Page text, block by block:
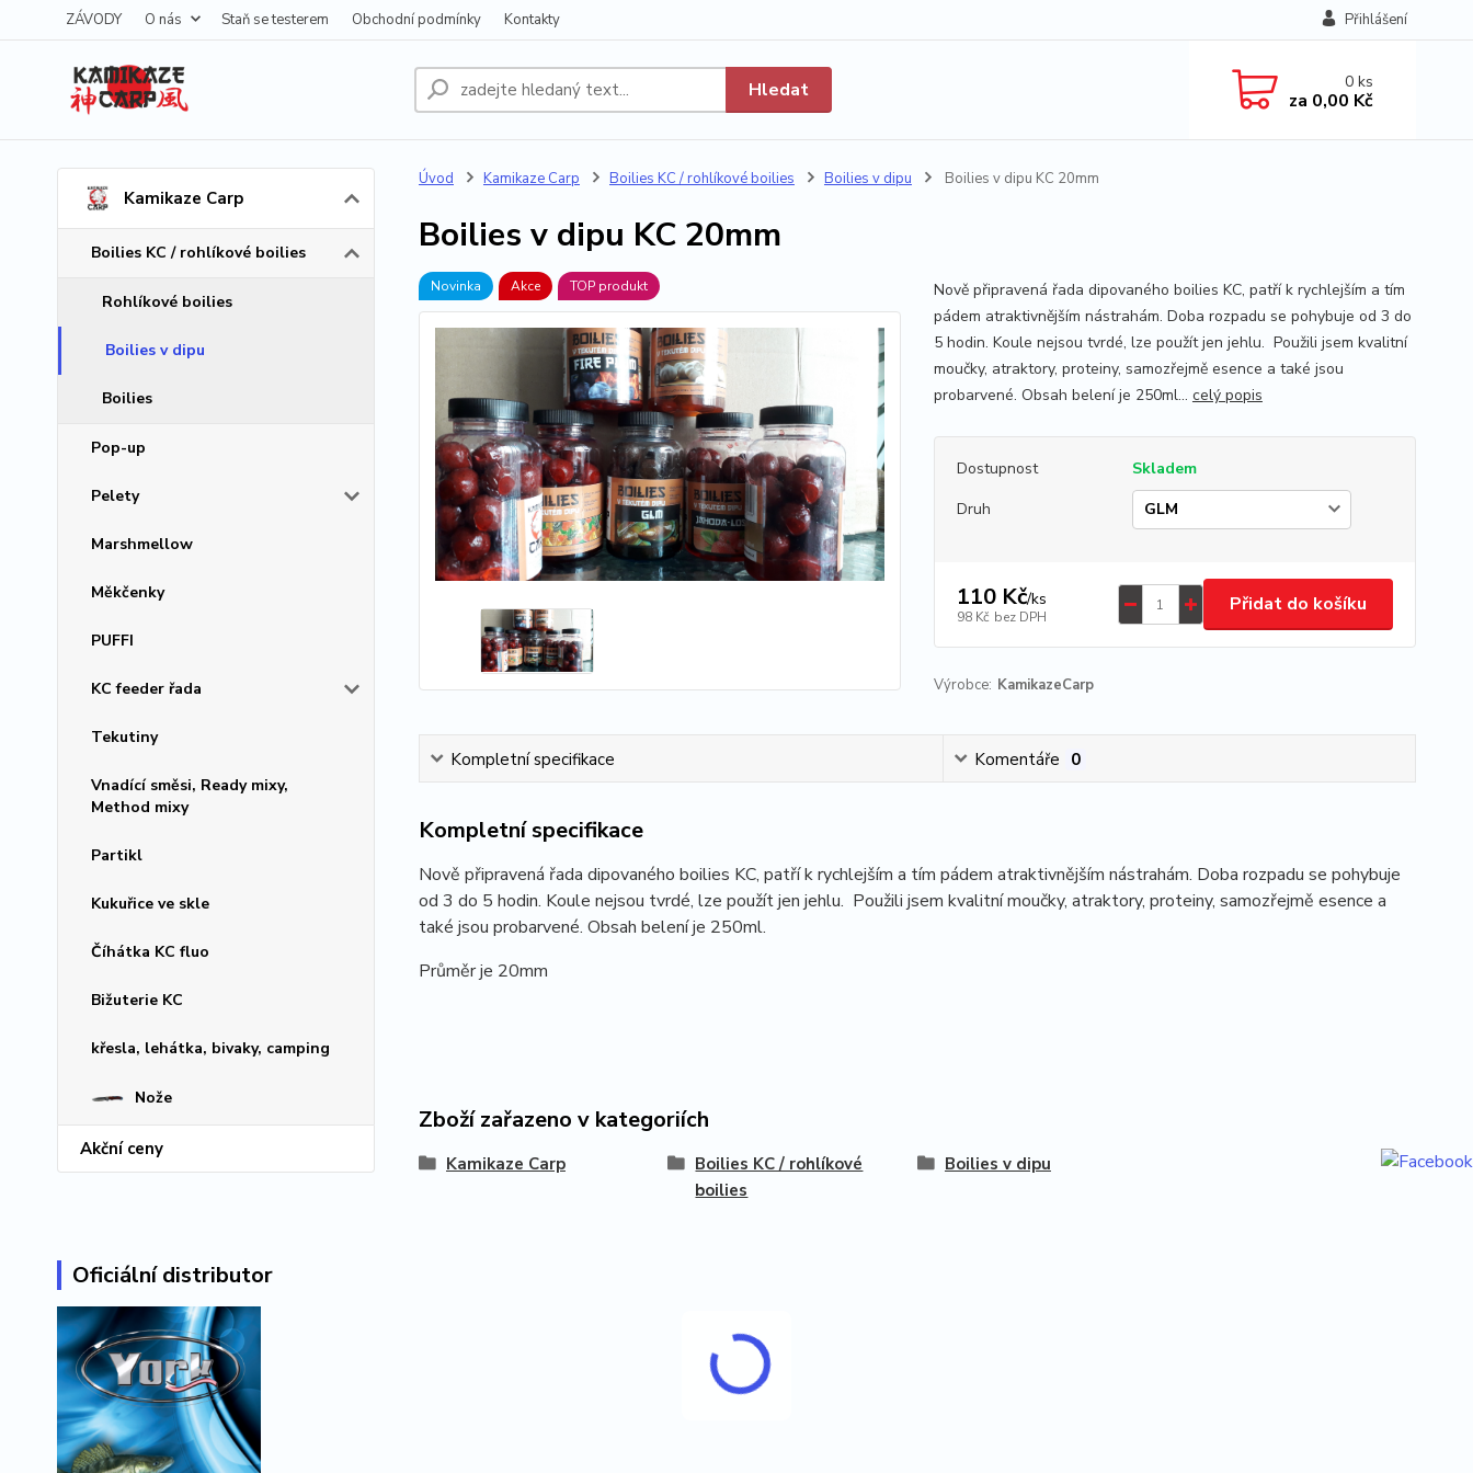
ZÁVODY O nás Staň se testerem Obchodní podmínky Kontakty Přihlášení
Hledat 0ks
za 0,00 Kč
Kamikaze Carp
Boilies KC / rohlíkové boilies
Rohlíkové boilies
Boilies v dipu
Boilies
Pop-up
Pelety
Marshmellow
Měkčenky
PUFFI
KC feeder řada
Tekutiny
Vnadící směsi, Ready mixy,
Method mixy
Partikl
Kukuřice ve skle
Číhátka KC fluo
Bižuterie KC
křesla, lehátka, bivaky, camping
Nože
Akční ceny
Oficiální distributor
Úvod Kamikaze Carp Boilies KC / rohlíkové boilies Boilies v dipu Boilies v dipu KC 20mm
Boilies v dipu KC 20mm
Novinka Akce TOP produkt
Nově připravená řada dipovaného boilies KC, patří k rychlejším a tím
pádem atraktivnějším nástrahám. Doba rozpadu se pohybuje od 3 do
5 hodin. Koule nejsou tvrdé, lze použít jen jehlu. Použili jsem kvalitní
moučky, atraktory, proteiny, samozřejmě esence a také jsou
probarvené. Obsah belení je 250ml... celý popis
Dostupnost
Skladem
Druh
110 Kč/ks
98 Kč bez DPH
Přidat do košíku
Výrobce: KamikazeCarp
Kompletní specifikace Komentáře 0
Kompletní specifikace
Nově připravená řada dipovaného boilies KC, patří k rychlejším a tím pádem atraktivnějším nástrahám. Doba rozpadu se pohybuje
od 3 do 5 hodin. Koule nejsou tvrdé, lze použít jen jehlu. Použili jsem kvalitní moučky, atraktory, proteiny, samozřejmě esence a
také jsou probarvené. Obsah belení je 250ml.
Průměr je 20mm
Zboží zařazeno v kategoriích
Kamikaze Carp
Boilies KC / rohlíkové
boilies
Boilies v dipu